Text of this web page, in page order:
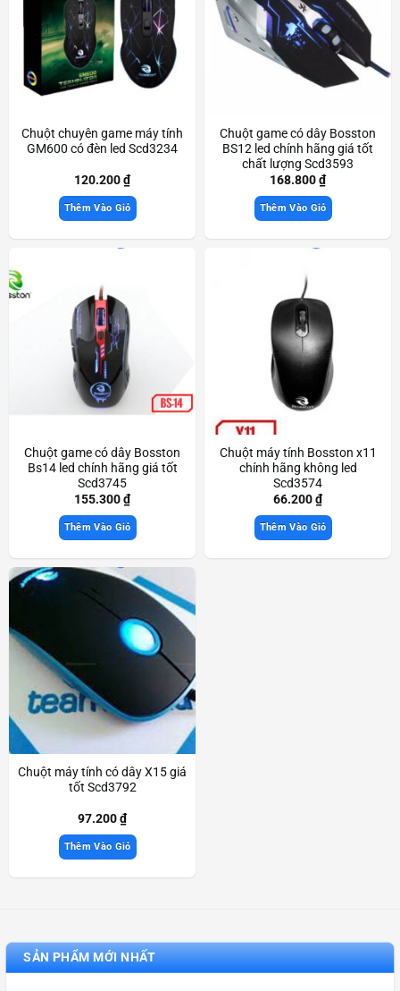
Chuột chuyên game máy tính
GM600 có đèn led Scd3234
120.200₫
Thêm Vào Giỏ
Chuột game có dây Bosston
BS12 led chính hãng giá tốt
chất lượng Scd3593
168.800₫
Thêm Vào Giỏ
Chuột game có dây Bosston
Bs14 led chính hãng giá tốt
Scd3745
155.300₫
Thêm Vào Giỏ
Chuột máy tính Bosston x11
chính hãng không led
Scd3574
66.200₫
Thêm Vào Giỏ
Chuột máy tính có dây X15 giá
tốt Scd3792
97.200₫
Thêm Vào Giỏ
SẢN PHẨM MỚI NHẤT